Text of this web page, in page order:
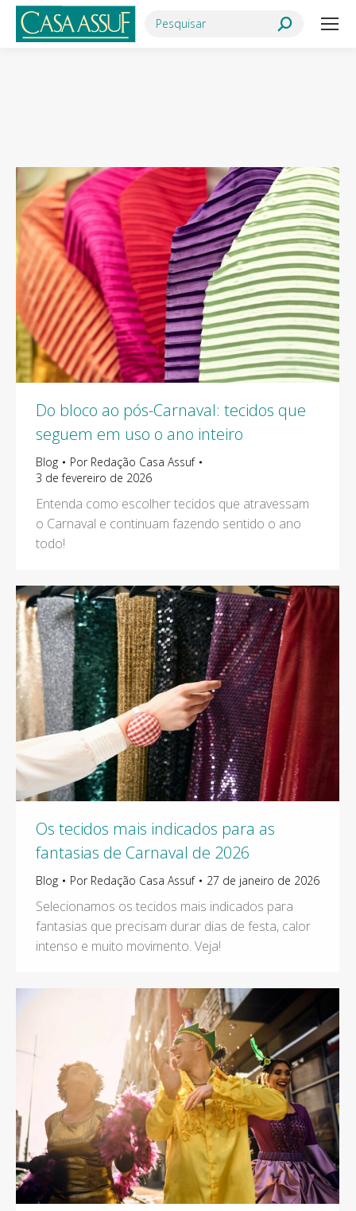
Search:
Do bloco ao pós-Carnaval: tecidos que
seguem em uso o ano inteiro
Blog Por Redação Casa Assuf
3 de fevereiro de 2026
Entenda como escolher tecidos que atravessam
o Carnaval e continuam fazendo sentido o ano
todo!
Os tecidos mais indicados para as
fantasias de Carnaval de 2026
Blog Por Redação Casa Assuf 27 de janeiro de 2026
Selecionamos os tecidos mais indicados para
fantasias que precisam durar dias de festa, calor
intenso e muito movimento. Veja!